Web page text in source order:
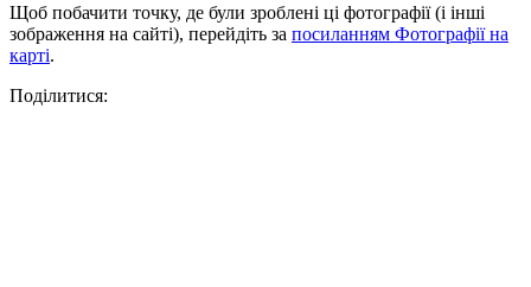
Щоб побачити точку, де були зроблені ці фотографії (і інші
зображення на сайті), перейдіть за посиланням Фотографії на
карті.
Поділитися: